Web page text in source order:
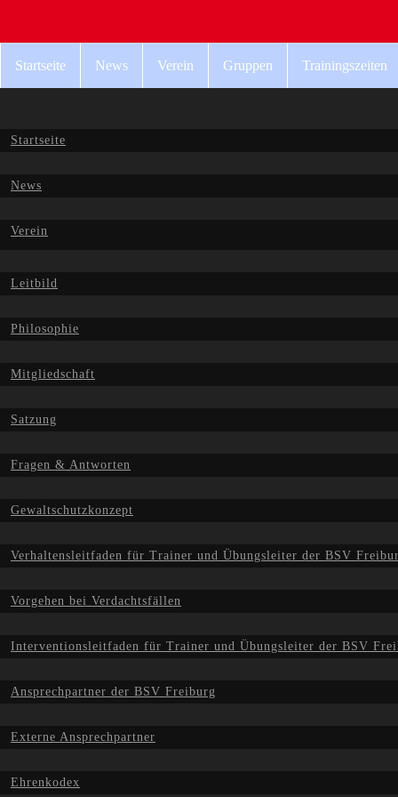
Startseite News Verein Gruppen Trainingszeiten
Startseite
News
Verein
Leitbild
Philosophie
Mitgliedschaft
Satzung
Fragen & Antworten
Gewaltschutzkonzept
Verhaltensleitfaden für Trainer und Übungsleiter der BSV
Vorgehen bei Verdachtsfällen
Interventionsleitfaden für Trainer und Übungsleiter der BSV
Ansprechpartner der BSV Freiburg
Externe Ansprechpartner
Ehrenkodex